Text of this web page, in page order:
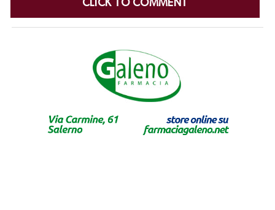
CLICK TO COMMENT